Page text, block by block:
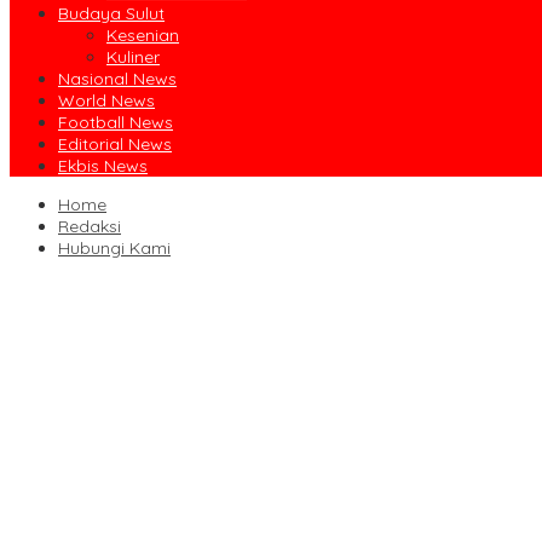
Budaya Sulut
Kesenian
Kuliner
Nasional News
World News
Football News
Editorial News
Ekbis News
Home
Redaksi
Hubungi Kami